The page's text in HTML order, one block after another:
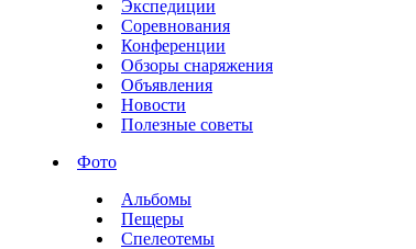
Экспедиции
Соревнования
Конференции
Обзоры снаряжения
Объявления
Новости
Полезные советы
Фото
Альбомы
Пещеры
Спелеотемы